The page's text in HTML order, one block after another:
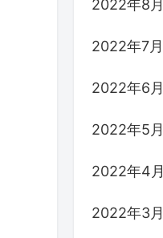
2022年8月
2022年7月
2022年6月
2022年5月
2022年4月
2022年3月